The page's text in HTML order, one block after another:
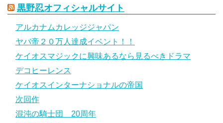
黒野忍オフィシャルサイト
アルカナムカレッジジャパン
ヤバ帝２０万人達成イベント！！
ケイオスマジックに興味あるなら見るべきドラマ
デコヒーレンス
ケイオスインターナショナルの帝国
次回作
混沌の騎士団 20周年